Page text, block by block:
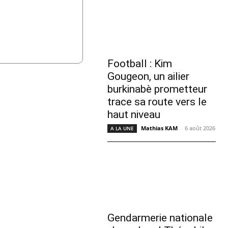
Football : Kim
Gougeon, un ailier
burkinabè prometteur
trace sa route vers le
haut niveau
A LA UNE Mathias KAM - 6 août 2026
Gendarmerie nationale